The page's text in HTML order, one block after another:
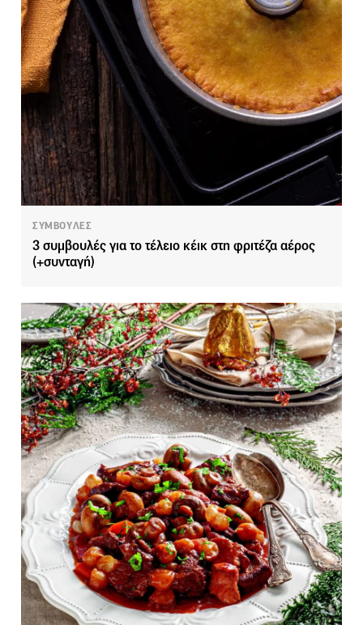
ΣΥΜΒΟΥΛΕΣ
3 συμβουλές για το τέλειο κέικ στη φριτέζα αέρος
(+συνταγή)